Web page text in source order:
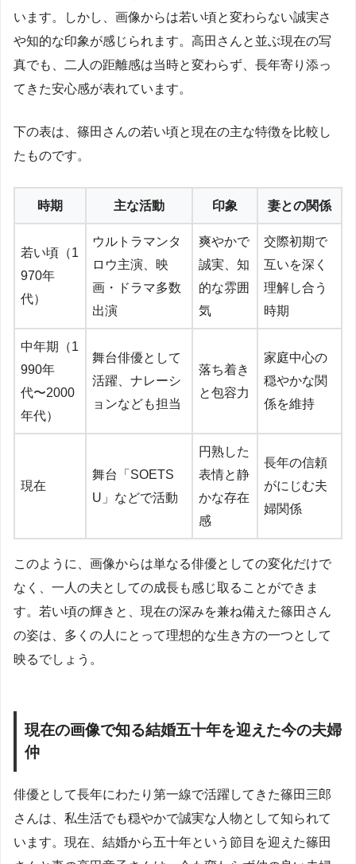
います。しかし、画像からは若い頃と変わらない誠実さ
や知的な印象が感じられます。高田さんと並ぶ現在の写
真でも、二人の距離感は当時と変わらず、長年寄り添っ
てきた安心感が表れています。
下の表は、篠田さんの若い頃と現在の主な特徴を比較し
たものです。
時期 主な活動 印象 妻との関係
若い頃（1
970年
代）
ウルトラマンタ
ロウ主演、映
画・ドラマ多数
出演
爽やかで
誠実、知
的な雰囲
気
交際初期で
互いを深く
理解し合う
時期
中年期（1
990年
代〜2000
年代）
舞台俳優として
活躍、ナレーシ
ョンなども担当
落ち着き
と包容力
家庭中心の
穏やかな関
係を維持
現在
舞台「SOETS
U」などで活動
円熟した
表情と静
かな存在
感
長年の信頼
がにじむ夫
婦関係
このように、画像からは単なる俳優としての変化だけで
なく、一人の夫としての成長も感じ取ることができま
す。若い頃の輝きと、現在の深みを兼ね備えた篠田さん
の姿は、多くの人にとって理想的な生き方の一つとして
映るでしょう。
現在の画像で知る結婚五十年を迎えた今の夫婦
仲
俳優として長年にわたり第一線で活躍してきた篠田三郎
さんは、私生活でも穏やかで誠実な人物として知られて
います。現在、結婚から五十年という節目を迎えた篠田